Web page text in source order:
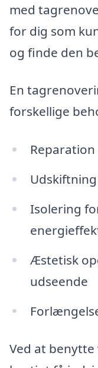
med
for dig som
og finde den
En
forskellige
Isolering
Æstetisk
udseende
Ved at